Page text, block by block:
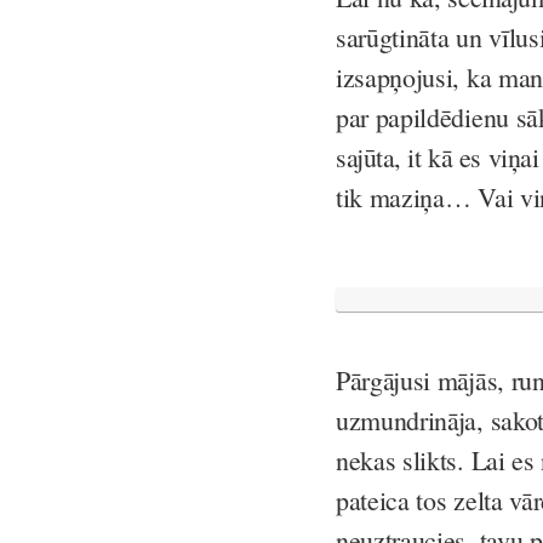
sarūgtināta un
izsapņojusi, ka
par papildēdienu
sajūta, it kā es
tik maziņa… Vai
Pārgājusi mājās,
uzmundrināja,
nekas slikts. Lai
pateica tos zelta